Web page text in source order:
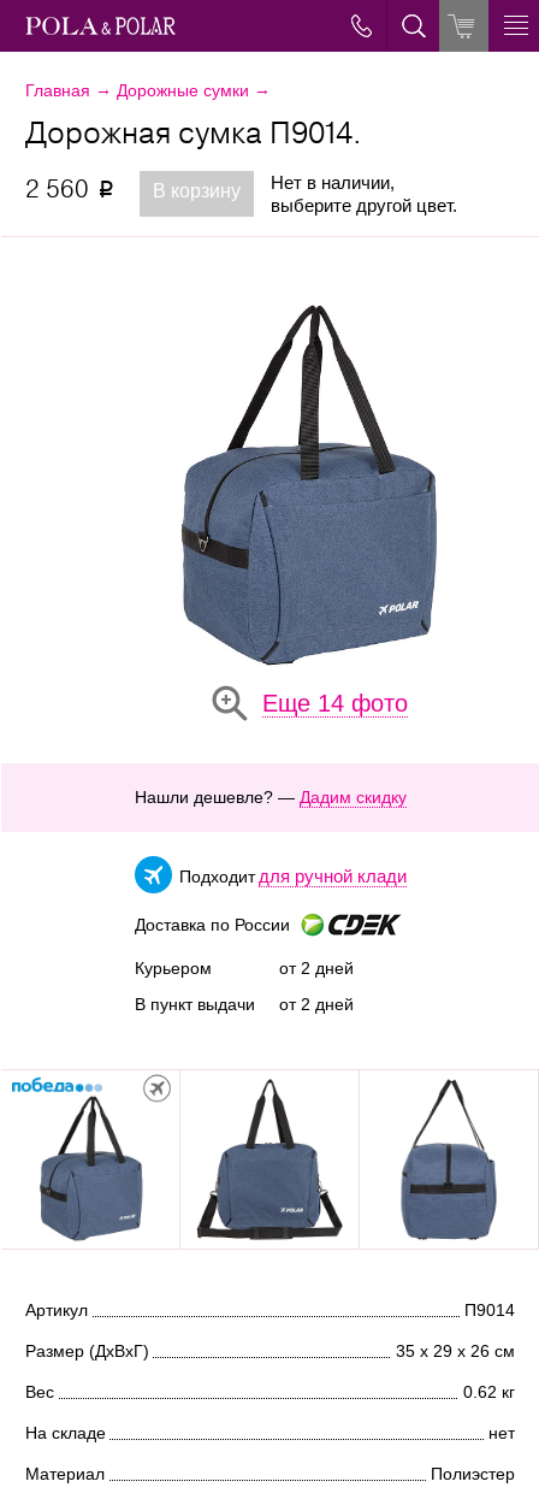
Главная → Дорожные сумки →
Еще 14 фото
Дорожная сумка П9014.
2 560 p В корзину
Нет в наличии,
выберите другой цвет.
Нашли дешевле? — Дадим скидку
Подходит для ручной клади
Доставка по России
Курьером
В пункт выдачи
от 2 дней
от 2 дней
Артикул П9014
Размер (ДхВхГ) 35 х 29 х 26 см
Вес 0.62 кг
На складе нет
Материал Полиэстер